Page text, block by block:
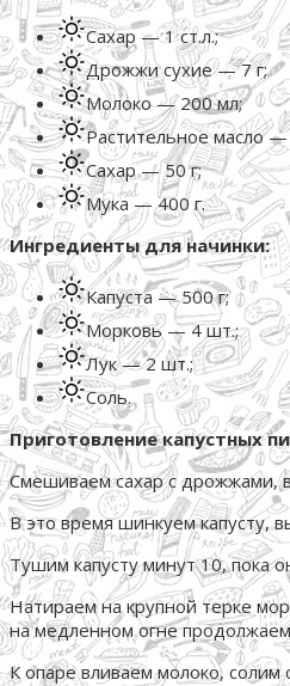
Сахар — 1 ст.л.;
Дрожжи сухие — 7 г;
Молоко — 200 мл;
Растительное масло
Сахар — 50 г;
Мука — 400 г.
Ингредиенты для начинки:
Капуста — 500 г;
Морковь — 4 шт.;
Лук — 2 шт.;
Соль.
Приготовление капустных
Смешиваем сахар с дрожжами,
В это время шинкуем капусту,
Тушим капусту минут 10, пока
Натираем на крупной терке
на медленном огне
К опаре вливаем молоко, солим